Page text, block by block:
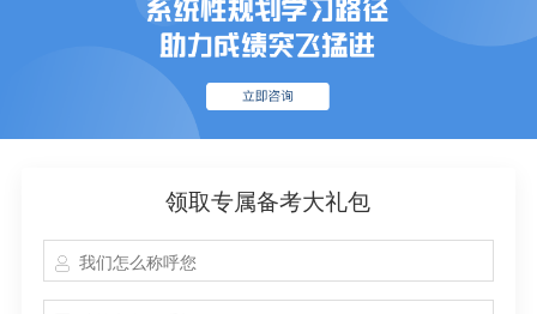
领取专属备考大礼包